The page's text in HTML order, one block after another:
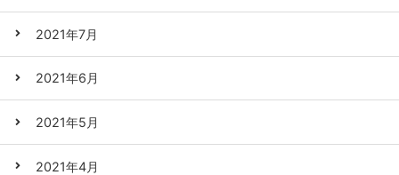
2021年7月
2021年6月
2021年5月
2021年4月